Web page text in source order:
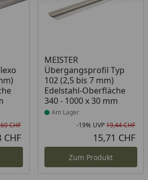
Rabatt in Prozent
Ursprünglicher Preis
CHF
CHF
MEISTER
Übergangsprofil Typ
102 (2,5 bis 7 mm)
Edelstahl-Oberfläche
340 - 1000 x 30 mm
Produkt am Lager
Am Lager
-19% UVP19,44 CHF
15,71 CHF
Zum Produkt